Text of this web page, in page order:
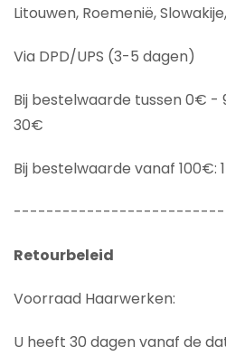
Litouwen, Roemenië,
Via DPD/UPS (3-5 dagen)
Bij bestelwaarde tussen 0€ -
30€
Bij bestelwaarde vanaf 100€:
Retourbeleid
Voorraad Haarwerken:
U heeft 30 dagen vanaf de